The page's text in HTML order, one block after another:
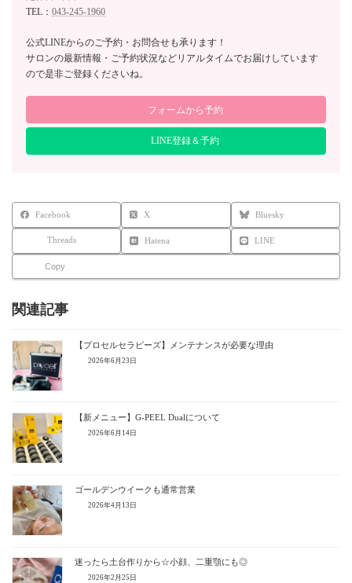
TEL：043-245-1960
公式LINEからのご予約・お問合せも承ります！
サロンの最新情報・ご予約状況などリアルタイムでお届けしています
ので是非ご登録くださいね。
フォームから予約
LINE登録＆予約
Facebook X Bluesky
Threads Hatena LINE
Copy
関連記事
【プロセルセラピーズ】メンテナンスが必要な理由
2026年6月23日
【新メニュー】G-PEEL Dualについて
2026年6月14日
ゴールデンウイークも通常営業
2026年4月13日
迷ったら土台作りから☆小顔、二重顎にも◎
2026年2月25日